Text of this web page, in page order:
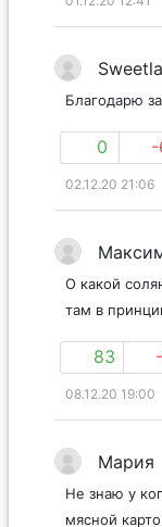
Благодарю
0 -
02.12.20 21:06
О какой
там в
83
08.12.20 19:00
Мария
Не знаю у
мясной